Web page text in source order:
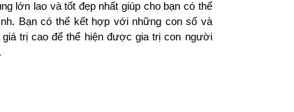
lớn lao và tốt đẹp nhất giúp cho bạn có thể
Bạn có thể kết hợp với những con số và
trị cao để thể hiện được gia trị con người